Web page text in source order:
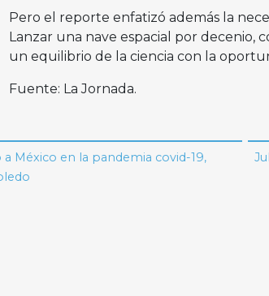
Pero el reporte enfatizó además la
Lanzar una nave espacial por decenio,
un equilibrio de la ciencia con la
Fuente: La Jornada.
a México en la pandemia covid-19,